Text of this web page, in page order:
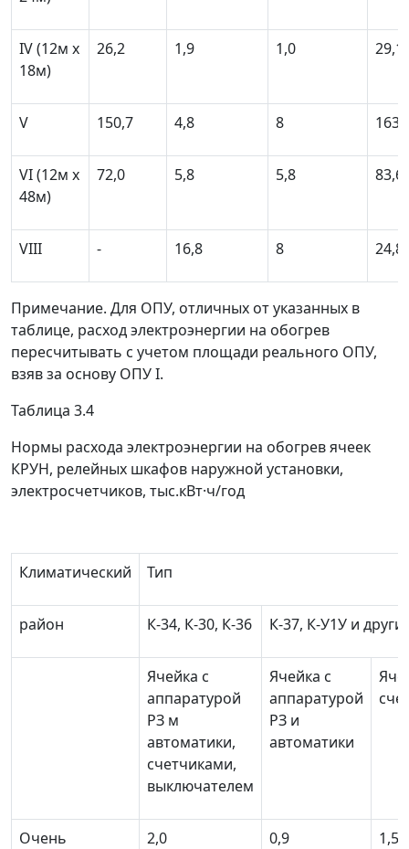
IV (12м х
18м)
26,2 1,9 1,0 29,1
V 150,7 4,8 8
VI (12м х
48м)
72,0 5,8 5,8 83,6
VIII - 16,8 8 24,8
Примечание. Для ОПУ, отличных от указанных в
таблице, расход электроэнергии на обогрев
пересчитывать с учетом площади реального ОПУ,
взяв за основу ОПУ I.
Таблица 3.4
Нормы расхода электроэнергии на обогрев ячеек
КРУН, релейных шкафов наружной установки,
электросчетчиков, тыс.кВт·ч/год
Климатический Тип
район К-34, К-30, К-36 К-37, К-У1У и
Ячейка с
аппаратурой
РЗ м
автоматики,
счетчиками,
выключателем
Ячейка с
аппаратурой
РЗ и
автоматики
Очень
2,0 0,9 1,5